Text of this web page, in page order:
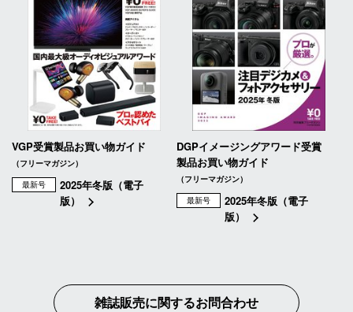
VGP受賞製品お買い物ガイド
（フリーマガジン）
最新号
2025年冬版（電子
版）
DGPイメージングアワード受賞
製品お買い物ガイド
（フリーマガジン）
最新号
2025年冬版（電子
版）
雑誌販売に関するお問合わせ